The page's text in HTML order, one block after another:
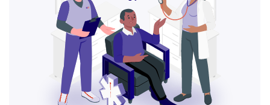
Не нашли нужную
информацию в прайсе?
Заполните форму, и мы всё
уточним!